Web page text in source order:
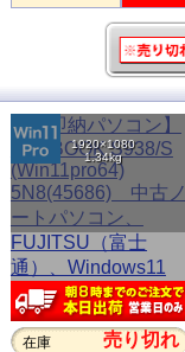
1920×1080
1.34kg
在庫 売り切れ